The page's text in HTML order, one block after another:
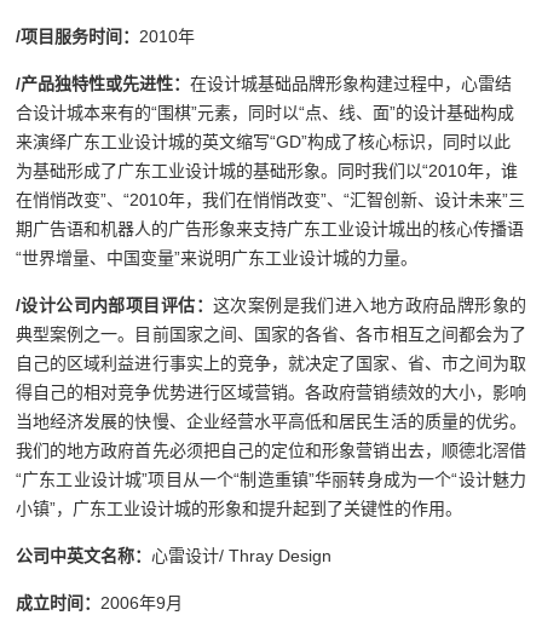
/项目服务时间： 2010年
/产品独特性或先进性： 在设计城基础品牌形象构建过程中，心雷结
合设计城本来有的“围棋”元素，同时以“点、线、面”的设计基础构成
来演绎广东工业设计城的英文缩写“GD”构成了核心标识，同时以此
为基础形成了广东工业设计城的基础形象。同时我们以“2010年，谁
在悄悄改变”、“2010年，我们在悄悄改变”、“汇智创新、设计未来”三
期广告语和机器人的广告形象来支持广东工业设计城出的核心传播语
“世界增量、中国变量”来说明广东工业设计城的力量。
/设计公司内部项目评估： 这次案例是我们进入地方政府品牌形象的
典型案例之一。目前国家之间、国家的各省、各市相互之间都会为了
自己的区域利益进行事实上的竞争，就决定了国家、省、市之间为取
得自己的相对竞争优势进行区域营销。各政府营销绩效的大小，影响
当地经济发展的快慢、企业经营水平高低和居民生活的质量的优劣。
我们的地方政府首先必须把自己的定位和形象营销出去，顺德北滘借
“广东工业设计城”项目从一个“制造重镇”华丽转身成为一个“设计魅力
小镇”，广东工业设计城的形象和提升起到了关键性的作用。
公司中英文名称： 心雷设计/ Thray Design
成立时间： 2006年9月